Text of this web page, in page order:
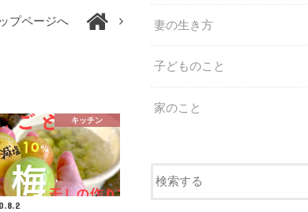
プページへ
キッチン
妻の生き方
子どものこと
家のこと